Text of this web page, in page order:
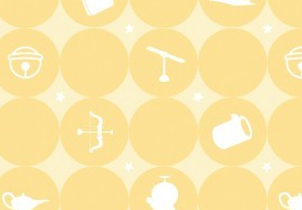
ワンミーツ完結編!!
深夜 2:52
EBiDAN熱中!朝までBUDDiiS